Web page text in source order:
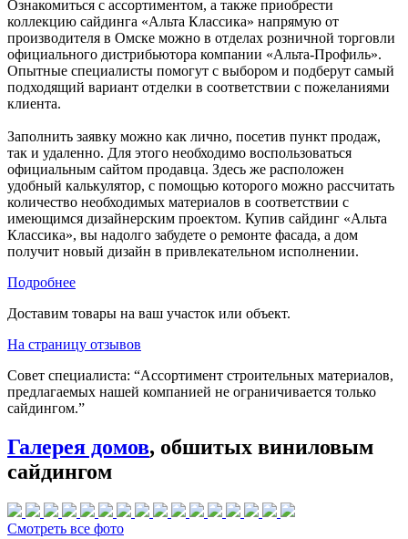
Ознакомиться с ассортиментом, а также приобрести
коллекцию сайдинга «Альта Классика» напрямую от
производителя в Омске можно в отделах розничной торговли
официального дистрибьютора компании «Альта-Профиль».
Опытные специалисты помогут с выбором и подберут самый
подходящий вариант отделки в соответствии с пожеланиями
клиента.
Заполнить заявку можно как лично, посетив пункт продаж,
так и удаленно. Для этого необходимо воспользоваться
официальным сайтом продавца. Здесь же расположен
удобный калькулятор, с помощью которого можно рассчитать
количество необходимых материалов в соответствии с
имеющимся дизайнерским проектом. Купив сайдинг «Альта
Классика», вы надолго забудете о ремонте фасада, а дом
получит новый дизайн в привлекательном исполнении.
Подробнее
Доставим товары на ваш участок или объект.
На страницу отзывов
Совет специалиста: “Ассортимент строительных материалов,
предлагаемых нашей компанией не ограничивается только
сайдингом.”
Галерея домов, обшитых виниловым
сайдингом
Смотреть все фото